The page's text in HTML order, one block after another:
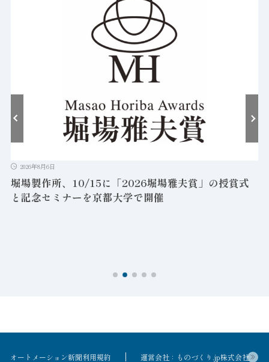
2026年8月6日
堀場製作所、10/15に「2026堀場雅夫賞」の授賞式
と記念セミナーを京都大学で開催
オートメーション新聞利用規約 運営会社：ものづくり.jp株式会社